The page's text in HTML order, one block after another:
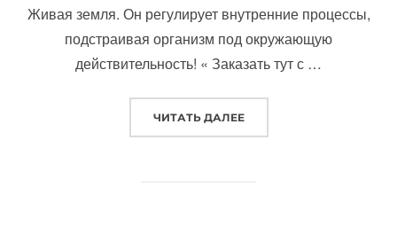
Живая земля. Он регулирует внутренние процессы,
подстраивая организм под окружающую
действительность! « Заказать тут с …
ЧИТАТЬ ДАЛЕЕ«NZT-AMBER 22 СПРЕЙ